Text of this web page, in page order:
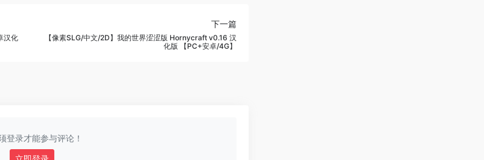
汉化
下一篇
【像素SLG/中文/2D】我的世界涩涩版 Hornycraft v0.16 汉
化版 【PC+安卓/4G】
登录才能参与评论！